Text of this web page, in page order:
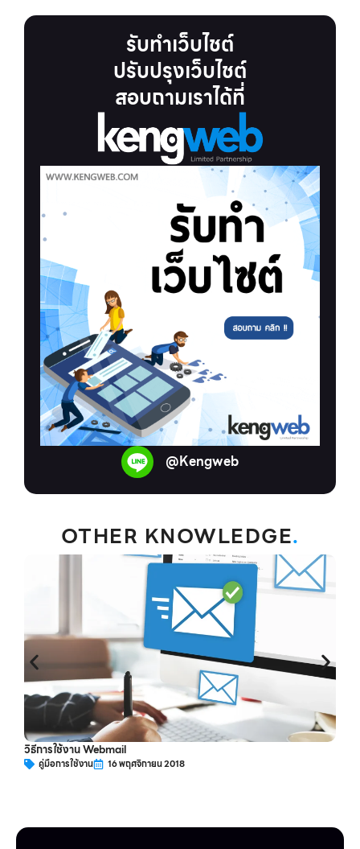
รับทำเว็บไชต์
ปรับปรุงเว็บไชต์
สอบถามเราได้ที่
@Kengweb
OTHER KNOWLEDGE.
วิธีการใช้งาน Webmail
คู่มือการใช้งาน 16 พฤศจิกายน 2018